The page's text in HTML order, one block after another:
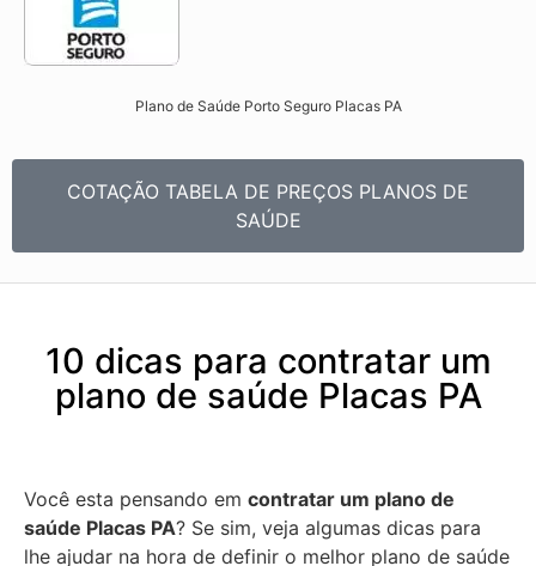
Plano de Saúde Porto Seguro Placas PA​
COTAÇÃO TABELA DE PREÇOS PLANOS DE
SAÚDE
10 dicas para contratar um
plano de saúde Placas PA
Você esta pensando em contratar um plano de
saúde Placas PA? Se sim, veja algumas dicas para
lhe ajudar na hora de definir o melhor plano de saúde